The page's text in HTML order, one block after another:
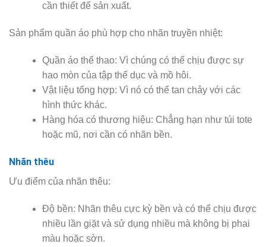
cần thiết để sản xuất.
Sản phẩm quần áo phù hợp cho nhãn truyền nhiệt:
Quần áo thể thao: Vì chúng có thể chịu được sự
hao mòn của tập thể dục và mồ hôi.
Vật liệu tổng hợp: Vì nó có thể tan chảy với các
hình thức khác.
Hàng hóa có thương hiệu: Chẳng hạn như túi tote
hoặc mũ, nơi cần có nhãn bền.
Nhãn thêu
Ưu điểm của nhãn thêu:
Độ bền: Nhãn thêu cực kỳ bền và có thể chịu được
nhiều lần giặt và sử dụng nhiều mà không bị phai
màu hoặc sờn.